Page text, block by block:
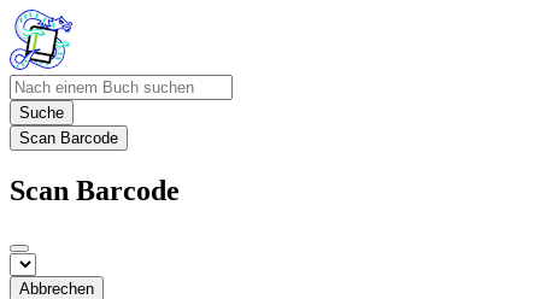
Suche
Scan Barcode
Scan Barcode
Abbrechen